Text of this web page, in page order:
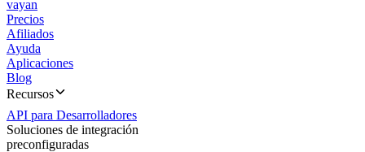
vayan
Precios
Afiliados
Ayuda
Aplicaciones
Blog
Recursos
API para Desarrolladores
Soluciones de integración
preconfiguradas